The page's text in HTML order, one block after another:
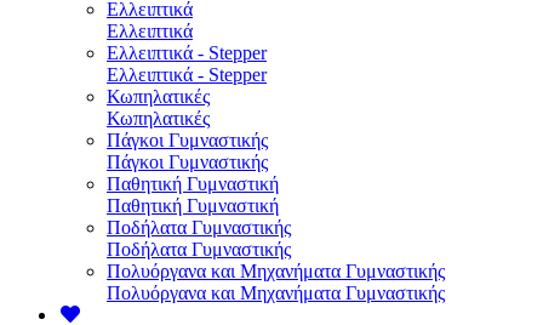
Ελλειπτικά
Ελλειπτικά
Ελλειπτικά - Stepper
Ελλειπτικά - Stepper
Κωπηλατικές
Κωπηλατικές
Πάγκοι Γυμναστικής
Πάγκοι Γυμναστικής
Παθητική Γυμναστική
Παθητική Γυμναστική
Ποδήλατα Γυμναστικής
Ποδήλατα Γυμναστικής
Πολυόργανα και Μηχανήματα Γυμναστικής
Πολυόργανα και Μηχανήματα Γυμναστικής